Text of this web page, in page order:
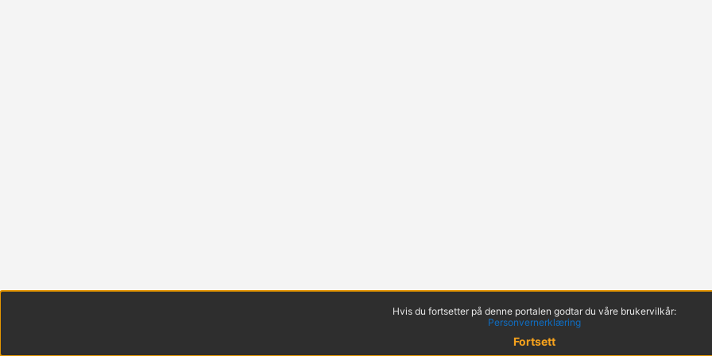
Hvis du fortsetter på denne portalen godtar du våre brukervilkår:
Personvernerklæring
Fortsett